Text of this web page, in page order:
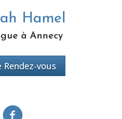
Hamel
à Annecy
Rendez-vous